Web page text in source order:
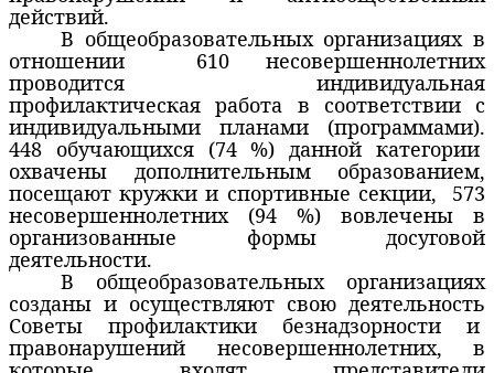
действий.
В общеобразовательных организациях в
отношении
610 несовершеннолетних
проводится индивидуальная
профилактическая работа в соответствии с
индивидуальными планами (программами).
448 обучающихся (74 %) данной категории
охвачены дополнительным образованием,
посещают кружки и спортивные секции,
573
несовершеннолетних (94 %) вовлечены в
организованные формы досуговой
деятельности.
В общеобразовательных организациях
созданы и осуществляют свою деятельность
Советы профилактики безнадзорности и
правонарушений несовершеннолетних, в